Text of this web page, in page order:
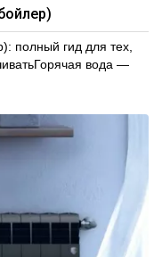
полный гид для тех,
вода —